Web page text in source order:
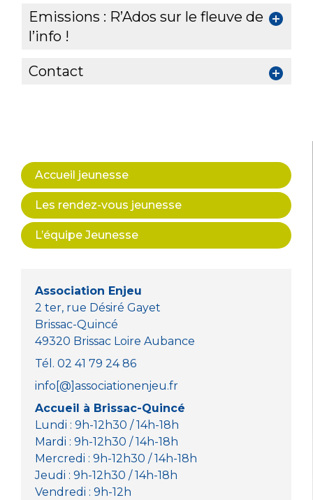
Emissions : R’Ados sur le fleuve de
l’info !
Contact
Accueil jeunesse
Les rendez-vous jeunesse
L’équipe Jeunesse
Association Enjeu
2 ter, rue Désiré Gayet
Brissac-Quincé
49320 Brissac Loire Aubance
Tél. 02 41 79 24 86
info[@]associationenjeu.fr
Accueil à Brissac-Quincé
Lundi : 9h-12h30 / 14h-18h
Mardi : 9h-12h30 / 14h-18h
Mercredi : 9h-12h30 / 14h-18h
Jeudi : 9h-12h30 / 14h-18h
Vendredi : 9h-12h